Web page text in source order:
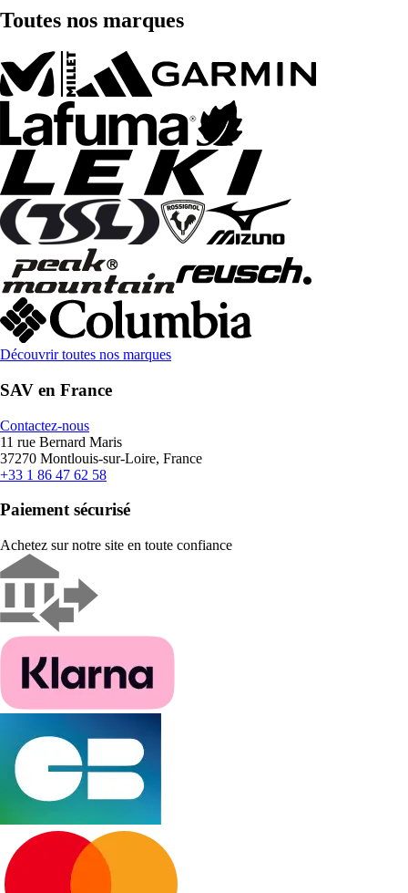
Toutes nos marques
Découvrir toutes nos marques
SAV en France
Contactez-nous
11 rue Bernard Maris
37270 Montlouis-sur-Loire, France
+33 1 86 47 62 58
Paiement sécurisé
Achetez sur notre site en toute confiance